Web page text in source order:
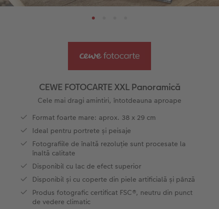
Pas cu Pas editare fotocarte anuar
Exemplele clienților
CEWE FOTOCARTE Kids
CEWE FOTOCARTE Art Collection
Fotografii mari pe hârtie foto
Nature Prints
Poster Premium
Fotografii standard
Cutii cu fotografii
Set fotografii
Poster cu hartă
Fotografie Aludibond
Fotografie pe Forex
Panou de întâmpinare nuntă
Baghete pentru poster
Hexxas
Fotografie pe lemn
Foto magneți
Felicitări
Rechizite școlare și de birou
Cutii de cadou
Textile
Art Prints
Calendare foto
Sfaturi fotografiere
Povești CEWE
Idei de cadouri pentru cei dragi
Călătorie
Nuntă
Absolvire
CEWE FOTOCARTE XXL Panoramică
Cele mai dragi amintiri, întotdeauna aproape
Format foarte mare: aprox. 38 x 29 cm
Ideal pentru portrete și peisaje
Fotografiile de înaltă rezoluție sunt procesate la
înaltă calitate
Disponibil cu lac de efect superior
Disponibil și cu coperte din piele artificială și pânză
Produs fotografic certificat FSC®, neutru din punct
de vedere climatic